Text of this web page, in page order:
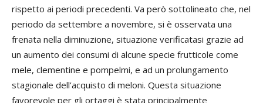
rispetto ai periodi precedenti. Va però sottolineato che, nel
periodo da settembre a novembre, si è osservata una
frenata nella diminuzione, situazione verificatasi grazie ad
un aumento dei consumi di alcune specie frutticole come
mele, clementine e pompelmi, e ad un prolungamento
stagionale dell’acquisto di meloni. Questa situazione
favorevole per gli ortaggi è stata principalmente